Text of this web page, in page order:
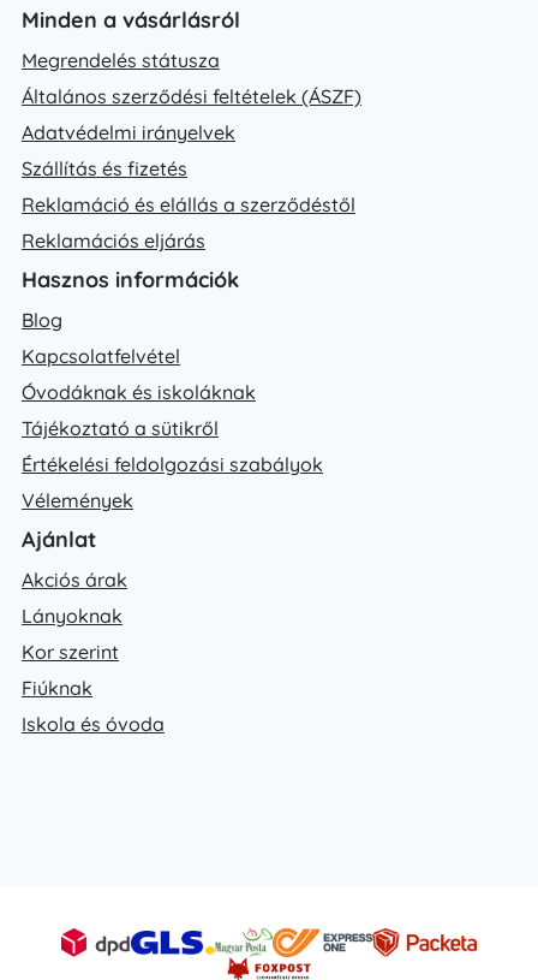
Minden a vásárlásról
Megrendelés státusza
Általános szerződési feltételek (ÁSZF)
Adatvédelmi irányelvek
Szállítás és fizetés
Reklamáció és elállás a szerződéstől
Reklamációs eljárás
Hasznos információk
Blog
Kapcsolatfelvétel
Óvodáknak és iskoláknak
Tájékoztató a sütikről
Értékelési feldolgozási szabályok
Vélemények
Ajánlat
Akciós árak
Lányoknak
Kor szerint
Fiúknak
Iskola és óvoda